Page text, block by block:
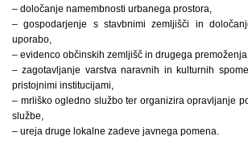
– določanje namembnosti urbanega prostora,
– gospodarjenje s stavbnimi zemljišči in
uporabo,
– evidenco občinskih zemljišč in drugega premoženja,
– zagotavljanje varstva naravnih in kulturnih
pristojnimi institucijami,
– mrliško ogledno službo ter organizira opravljanje
službe,
– ureja druge lokalne zadeve javnega pomena.